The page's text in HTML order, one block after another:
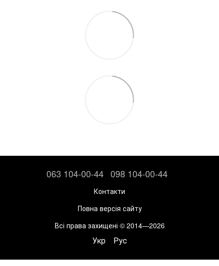
063 104-00-44 098 104-00-44
Контакти
Повна версія сайту
Всі права захищені © 2014—2026
Укр Рус